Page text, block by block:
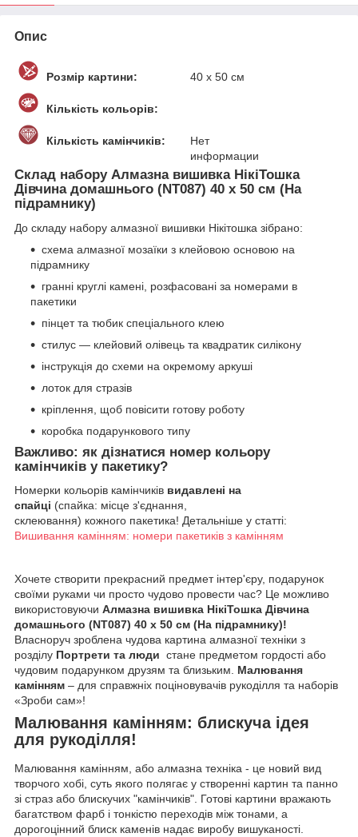
Опис
Розмір картини: 40 х 50 см
Кількість кольорів:
Кількість камінчиків:
Нет
информации
Склад набору Алмазна вишивка НікіТошка
Дівчина домашнього (NT087) 40 х 50 см (На
підрамнику)
До складу набору алмазної вишивки Нікітошка зібрано:
схема алмазної мозаїки з клейовою основою на
підрамнику
гранні круглі камені, розфасовані за номерами в
пакетики
пінцет та тюбик спеціального клею
стилус — клейовий олівець та квадратик силікону
інструкція до схеми на окремому аркуші
лоток для стразів
кріплення, щоб повісити готову роботу
коробка подарункового типу
Важливо: як дізнатися номер кольору
камінчиків у пакетику?
Номерки кольорів камінчиків видавлені на
спайці (спайка: місце з'єднання,
склеювання) кожного пакетика! Детальніше у статті:
Вишивання камінням: номери пакетиків з камінням
Хочете створити прекрасний предмет інтер'єру, подарунок
своїми руками чи просто чудово провести час? Це можливо
використовуючи Алмазна вишивка НікіТошка Дівчина
домашнього (NT087) 40 х 50 см (На підрамнику)!
Власноруч зроблена чудова картина алмазної техніки з
розділу Портрети та люди стане предметом гордості або
чудовим подарунком друзям та близьким. Малювання
камінням – для справжніх поціновувачів рукоділля та наборів
«Зроби сам»!
Малювання камінням: блискуча ідея
для рукоділля!
Малювання камінням, або алмазна техніка - це новий вид
творчого хобі, суть якого полягає у створенні картин та панно
зі страз або блискучих "камінчиків". Готові картини вражають
багатством фарб і тонкістю переходів між тонами, а
дорогоцінний блиск каменів надає виробу вишуканості.